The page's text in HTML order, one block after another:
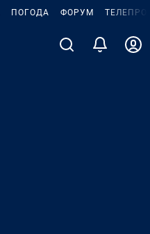
ПОГОДА ФОРУМ